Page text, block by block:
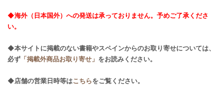
◆海外（日本国外）への発送は承っておりません。予めご了承くださ
い。
◆本サイトに掲載のない書籍やスペインからのお取り寄せについては、
必ず 「掲載外商品お取り寄せ」 をお読みください。
◆店舗の営業日時等はこちらをご覧ください。